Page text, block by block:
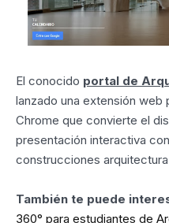
El conocido portal de
lanzado una extensión web
Chrome que convierte el
presentación interactiva
construcciones
También te puede
360° para estudiantes de